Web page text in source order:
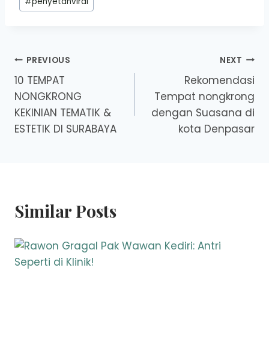
Post
navigation
PREVIOUS
10 TEMPAT
NONGKRONG
KEKINIAN TEMATIK &
ESTETIK DI SURABAYA
NEXT
Rekomendasi
Tempat nongkrong
dengan Suasana di
kota Denpasar
Similar Posts